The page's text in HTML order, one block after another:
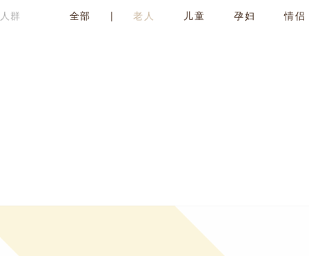
人群 全部 | 老人 儿童 孕妇 情侣